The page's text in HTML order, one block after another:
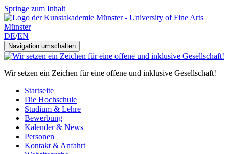
Springe zum Inhalt
DE/EN
Navigation umschalten
Wir setzen ein Zeichen für eine offene und inklusive Gesellschaft!
Startseite
Die Hochschule
Studium & Lehre
Bewerbung
Kalender & News
Personen
Kontakt & Anfahrt